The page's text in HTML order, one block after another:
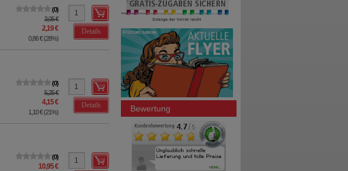
0
3,05 €
2,19 €
0,86 €(28%)
Details
0
5,25 €
4,15 €
1,10 €(21%)
Details
0
10,95 €
Bewertung